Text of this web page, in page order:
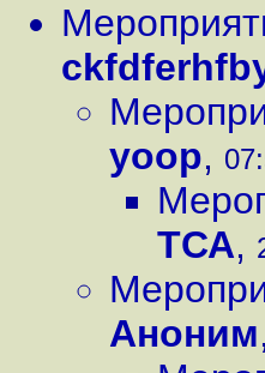
yoop,
ТСА,
Аноним,